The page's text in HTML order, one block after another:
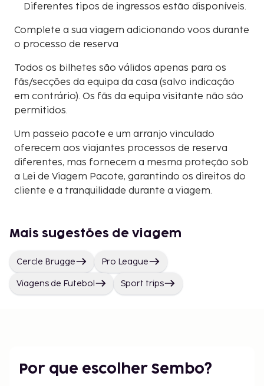
Diferentes tipos de ingressos estão disponíveis.
Complete a sua viagem adicionando voos durante
o processo de reserva
Todos os bilhetes são válidos apenas para os
fãs/secções da equipa da casa (salvo indicação
em contrário). Os fãs da equipa visitante não são
permitidos.
Um passeio pacote e um arranjo vinculado
oferecem aos viajantes processos de reserva
diferentes, mas fornecem a mesma proteção sob
a Lei de Viagem Pacote, garantindo os direitos do
cliente e a tranquilidade durante a viagem.
Mais sugestões de viagem
Cercle Brugge Pro League
Viagens de Futebol Sport trips
Por que escolher Sembo?